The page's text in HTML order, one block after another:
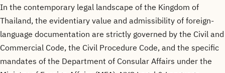
In the contemporary legal landscape of the Kingdom of
Thailand, the evidentiary value and admissibility of foreign-
language documentation are strictly governed by the Civil and
Commercial Code, the Civil Procedure Code, and the specific
mandates of the Department of Consular Affairs under the